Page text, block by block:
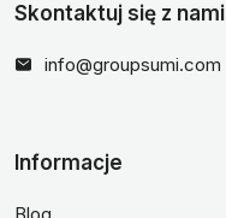
Skontaktuj się z nami
info@groupsumi.com
Informacje